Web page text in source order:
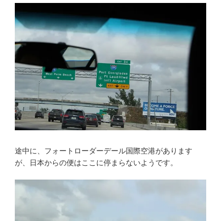
途中に、フォートローダーデール国際空港があります
が、日本からの便はここに停まらないようです。